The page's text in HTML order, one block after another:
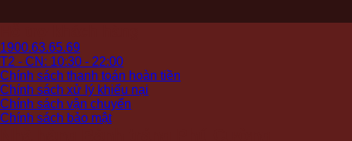
1900.63.65.69
T2 - CN: 10:30 - 22:00
Chính sách thanh toán hoàn tiền
Chính sách xử lý khiếu nại
Chính sách vận chuyển
Chính sách bảo mật